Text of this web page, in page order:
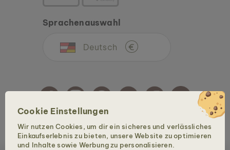
Cookie Einstellungen
Wir nutzen Cookies, um dir ein sicheres und verlässliches
Einkaufserlebnis zu bieten, unsere Website zu optimieren
und Inhalte sowie Werbung zu personalisieren.
Sprachenauswahl
Deutsch €
Copyright © 2026 Holzkern - Eine Marke der Time for Nature GmbH. Alle Rechte
vorbehalten.